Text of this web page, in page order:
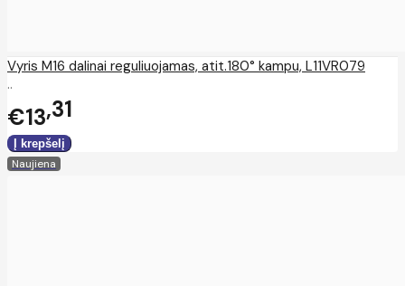
Vyris M16 dalinai reguliuojamas, atit.180° kampu, L11VR079
..
€13 31
Naujiena